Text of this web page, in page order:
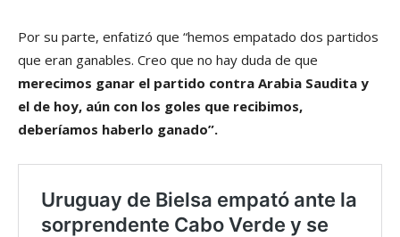
Por su parte, enfatizó que “hemos empatado dos partidos
que eran ganables. Creo que no hay duda de que
merecimos ganar el partido contra Arabia Saudita y
el de hoy, aún con los goles que recibimos,
deberíamos haberlo ganado”.